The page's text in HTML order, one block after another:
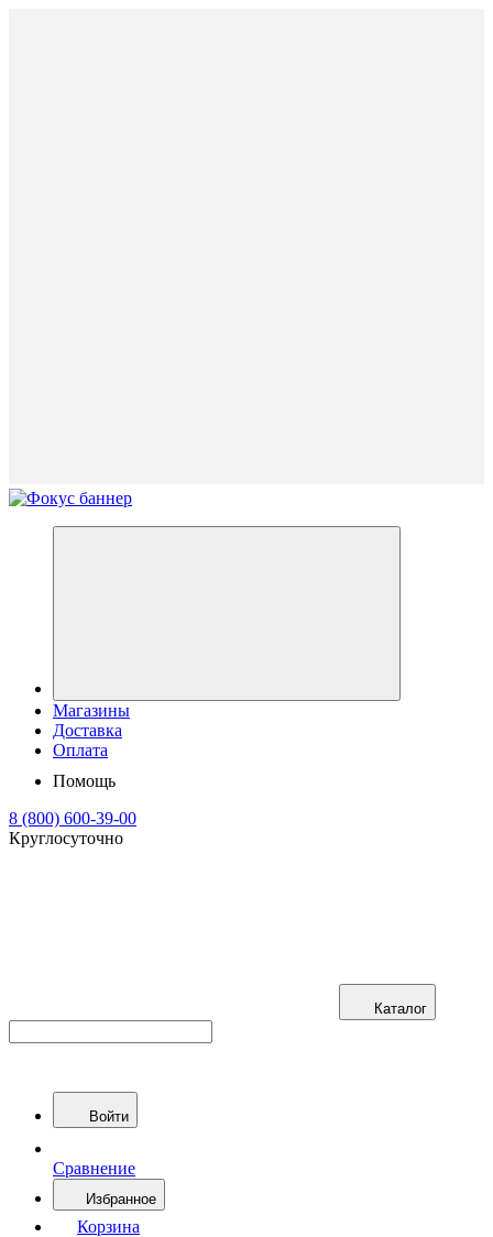
Магазины
Доставка
Оплата
Помощь
8 (800) 600-39-00
Круглосуточно
Каталог
Войти
Сравнение
Избранное
Корзина